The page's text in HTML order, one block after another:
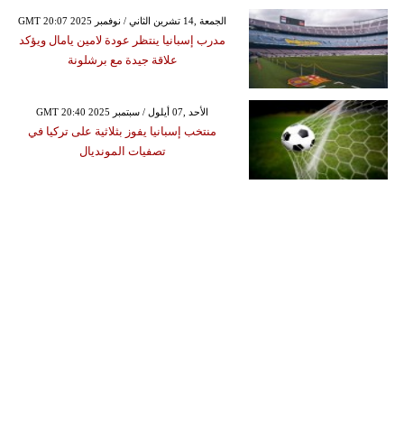
GMT 20:07 2025 الجمعة ,14 تشرين الثاني / نوفمبر
مدرب إسبانيا ينتظر عودة لامين يامال ويؤكد
علاقة جيدة مع برشلونة
GMT 20:40 2025 الأحد ,07 أيلول / سبتمبر
منتخب إسبانيا يفوز بثلاثية على تركيا في
تصفيات المونديال